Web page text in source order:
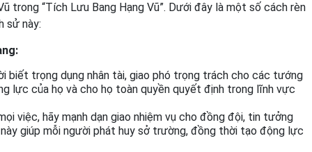
trong “Tích Lưu Bang Hạng Vũ”. Dưới đây là một số cách rèn
sử này:
biết trọng dụng nhân tài, giao phó trọng trách cho các tướng
lực của họ và cho họ toàn quyền quyết định trong lĩnh vực
việc, hãy mạnh dạn giao nhiệm vụ cho đồng đội, tin tưởng
giúp mỗi người phát huy sở trường, đồng thời tạo động lực